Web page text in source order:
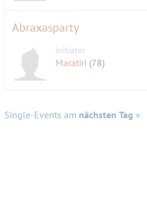
Abraxasparty
Initiator
Maratiri (78)
Single-Events am nächsten Tag »